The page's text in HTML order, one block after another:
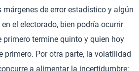
de error estadístico y algún
el electorado, bien podría ocurrir
primero termine quinto y quien hoy
primero. Por otra parte, la volatilidad
a alimentar la incertidumbre: